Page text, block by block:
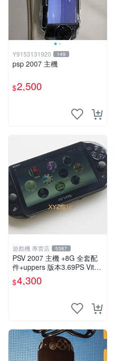
Y9153131920 149
psp 2007 主機
$2,500
遊戲機 專賣店 5387
PSV 2007 主機 +8G 全套配
件+uppers 版本3.69PS Vita2
$4,300